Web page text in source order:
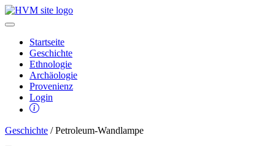
Startseite
Geschichte
Ethnologie
Archäologie
Provenienz
Login
Geschichte / Petroleum-Wandlampe